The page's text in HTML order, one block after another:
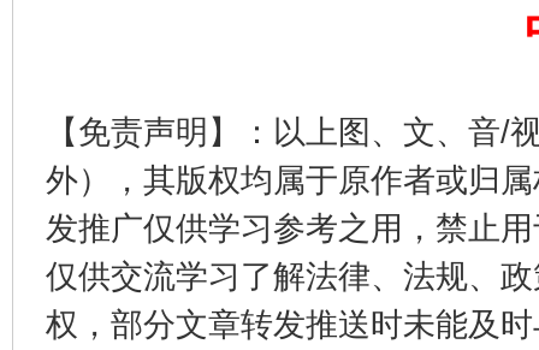
【免责声明】：以上图、文、音/
外），其版权均属于原作者或归
发推广仅供学习参考之用，禁止
仅供交流学习了解法律、法规、
权，部分文章转发推送时未能及